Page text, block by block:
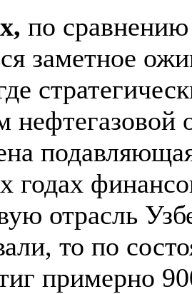
по
заметное
нефтегазовой
годах
отрасль
то по
примерно